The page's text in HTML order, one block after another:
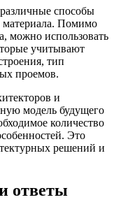
способы
материала. Помимо
можно использовать
учитывают
тип
проемов.
и
модель будущего
количество
Это
решений и
ответы